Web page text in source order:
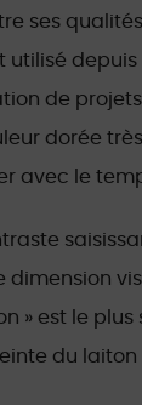
ses
depuis
de
dorée
avec le
» est le
du